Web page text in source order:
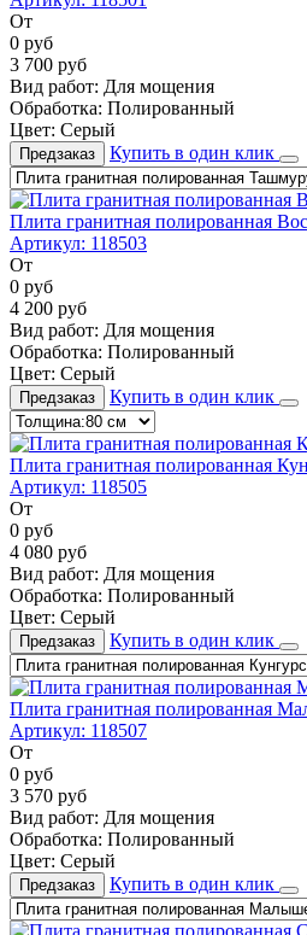
От
0 руб
3 700 руб
Вид работ: Для мощения
Обработка: Полированный
Цвет: Серый
Предзаказ Купить в один клик
Плита гранитная полированная
Артикул: 118503
От
0 руб
4 200 руб
Вид работ: Для мощения
Обработка: Полированный
Цвет: Серый
Предзаказ Купить в один клик
Плита гранитная полированная
Артикул: 118505
От
0 руб
4 080 руб
Вид работ: Для мощения
Обработка: Полированный
Цвет: Серый
Предзаказ Купить в один клик
Плита гранитная полированная
Артикул: 118507
От
0 руб
3 570 руб
Вид работ: Для мощения
Обработка: Полированный
Цвет: Серый
Предзаказ Купить в один клик